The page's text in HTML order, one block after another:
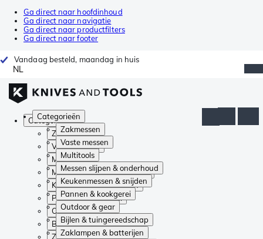
Ga direct naar hoofdinhoud
Ga direct naar navigatie
Ga direct naar productfilters
Ga direct naar footer
Vandaag besteld, maandag in huis
NL
Categorieën
Zakmessen
Vaste messen
Multitools
Messen slijpen & onderhoud
Keukenmessen & snijden
Pannen & kookgerei
Outdoor & gear
Bijlen & tuingereedschap
Zaklampen & batterijen
Categorieën
Zakmessen
Vaste messen
Multitools
Messen slijpen & onderhoud
Keukenmessen & snijden
Pannen & kookgerei
Outdoor & gear
Bijlen & tuingereedschap
Zaklampen & batterijen